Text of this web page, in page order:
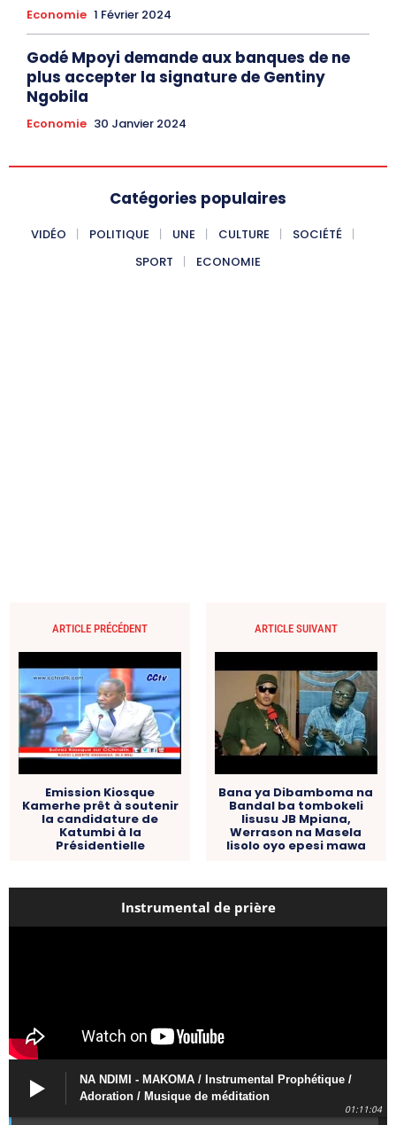
Economie 1 Février 2024
Godé Mpoyi demande aux banques de ne
plus accepter la signature de Gentiny
Ngobila
Economie 30 Janvier 2024
Catégories populaires
VIDÉO POLITIQUE UNE CULTURE
SOCIÉTÉ
SPORT
ECONOMIE
ARTICLE PRÉCÉDENT
Emission Kiosque
Kamerhe prêt à soutenir
la candidature de
Katumbi à la
Présidentielle
ARTICLE SUIVANT
Bana ya Dibamboma na
Bandal ba tombokeli
lisusu JB Mpiana,
Werrason na Masela
lisolo oyo epesi mawa
Instrumental de prière
NA NDIMI - MAKOMA / Instrumental Prophétique /
Adoration / Musique de méditation
01:11:04